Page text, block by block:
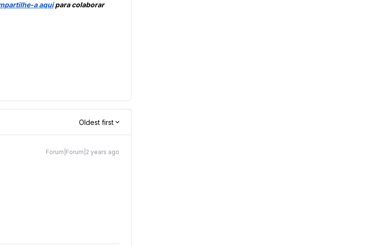
a aquipara colaborar
Oldest first
Forum|Forum|2 years ago